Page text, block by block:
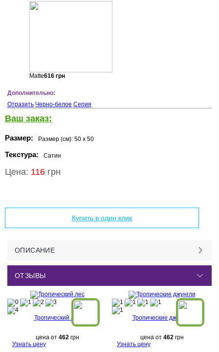
Matte616грн
Дополнительно:
Отразить Черно-белое Сепия
Ваш заказ:
Размер: Размер (см): 50 x 50
Текстура: Сатин
Цена: 116 грн
Купить в один клик
ОПИСАНИЕ
ОТЗЫВЫ
Тропический лес
цена от 462грн
Узнать цену
Тропические джунгли
цена от 462грн
Узнать цену